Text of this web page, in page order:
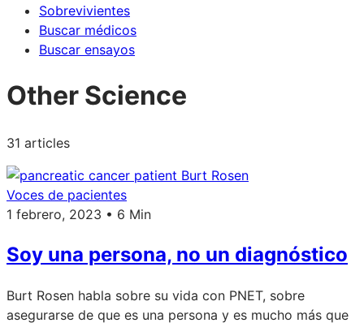
Sobrevivientes
Buscar médicos
Buscar ensayos
Other Science
31 articles
Voces de pacientes
1 febrero, 2023 • 6 Min
Soy una persona, no un diagnóstico
Burt Rosen habla sobre su vida con PNET, sobre
asegurarse de que es una persona y es mucho más que